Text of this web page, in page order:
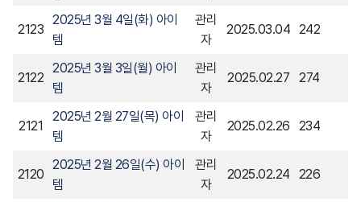
2123
2025년 3월 4일(화) 아이
템
관리
자
2025.03.04 242
2122
2025년 3월 3일(월) 아이
템
관리
자
2025.02.27 274
2121
2025년 2월 27일(목) 아이
템
관리
자
2025.02.26 234
2120
2025년 2월 26일(수) 아이
템
관리
자
2025.02.24 226